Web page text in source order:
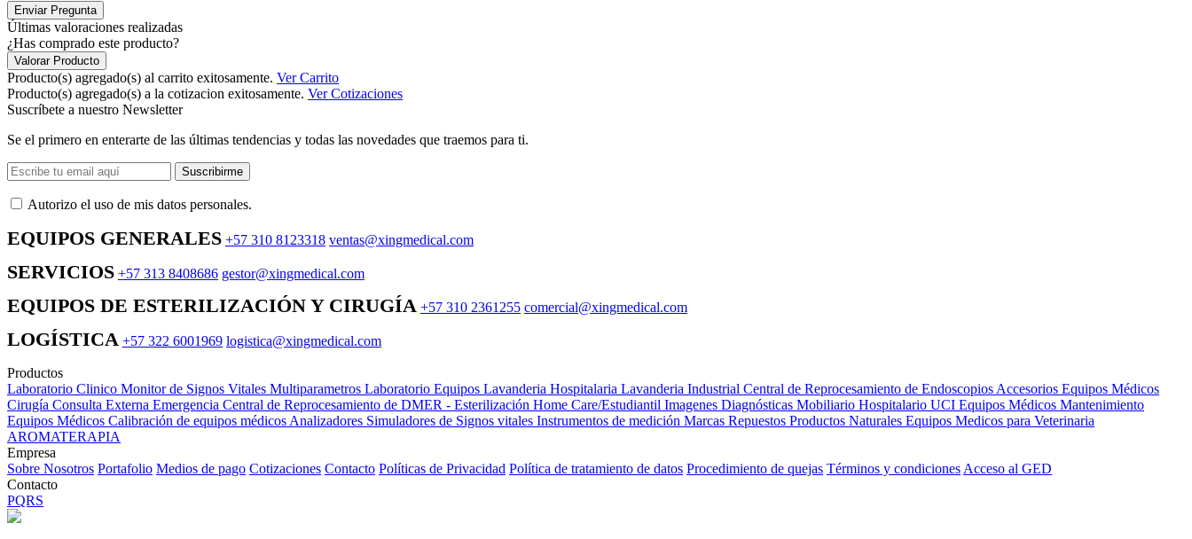
Enviar Pregunta
Últimas valoraciones realizadas
¿Has comprado este producto?
Valorar Producto
Producto(s) agregado(s) al carrito exitosamente. Ver Carrito
Producto(s) agregado(s) a la cotizacion exitosamente. Ver Cotizaciones
Suscríbete a nuestro Newsletter
Se el primero en enterarte de las últimas tendencias y todas las novedades que traemos para ti.
Suscribirme
Autorizo ​​el uso de mis datos personales.
EQUIPOS GENERALES +57 310 8123318 ventas@xingmedical.com
SERVICIOS +57 313 8408686 gestor@xingmedical.com
EQUIPOS DE ESTERILIZACIÓN Y CIRUGÍA +57 310 2361255 comercial@xingmedical.com
LOGÍSTICA +57 322 6001969 logistica@xingmedical.com
Productos
Laboratorio Clinico Monitor de Signos Vitales Multiparametros Laboratorio Equipos Lavanderia Hospitalaria Lavanderia Industrial Central de Reprocesamiento de Endoscopios Accesorios Equipos Médicos
Cirugía Consulta Externa Emergencia Central de Reprocesamiento de DMER - Esterilización Home Care/Estudiantil Imagenes Diagnósticas Mobiliario Hospitalario UCI Equipos Médicos Mantenimiento
Equipos Médicos Calibración de equipos médicos Analizadores Simuladores de Signos vitales Instrumentos de medición Marcas Repuestos Productos Naturales Equipos Medicos para Veterinaria
AROMATERAPIA
Empresa
Sobre Nosotros Portafolio Medios de pago Cotizaciones Contacto Políticas de Privacidad Política de tratamiento de datos Procedimiento de quejas Términos y condiciones Acceso al GED
Contacto
PQRS